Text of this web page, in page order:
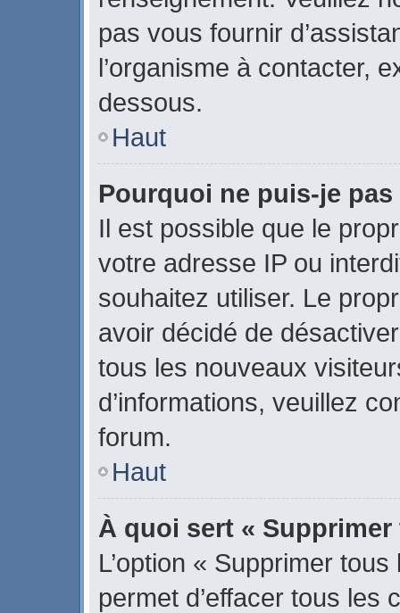
pas vous fournir
l’organisme à contacter,
dessous.
Haut
Pourquoi ne puis-je pas
Il est possible que le
votre adresse IP ou
souhaitez utiliser. Le
avoir décidé de
tous les nouveaux
d’informations, veuillez
forum.
Haut
À quoi sert «
L’option « Supprimer
permet d’effacer tous les